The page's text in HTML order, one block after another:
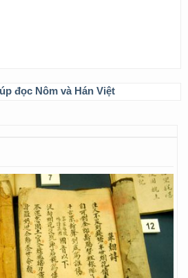
đọc Nôm và Hán Việt